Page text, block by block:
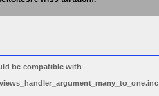
be compatible with